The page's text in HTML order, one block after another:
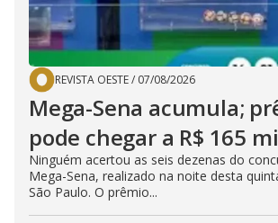
REVISTA OESTE/ 07/08/2026
Mega-Sena acumula;
pode chegar a R$ 165
Ninguém acertou as seis dezenas do
Mega-Sena, realizado na noite desta
São Paulo. O prêmio...